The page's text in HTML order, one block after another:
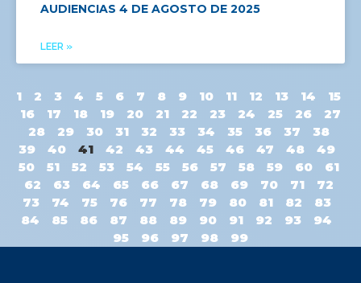
AUDIENCIAS 4 DE AGOSTO DE 2025
LEER »
1 2 3 4 5 6 7 8 9 10 11 12 13 14
15
16
17 18 19 20 21 22 23 24 25 26
27
28
29 30 31 32 33 34 35 36 37
38
39
40 41 42 43 44 45 46 47 48
49
50
51 52 53 54 55 56 57 58 59 60
61
62
63 64 65 66 67 68 69 70 71
72
73
74 75 76 77 78 79 80 81 82
83
84
85 86 87 88 89 90 91 92 93
94
95
96 97 98 99